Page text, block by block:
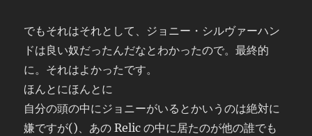
でもそれはそれとして、ジョニー・シルヴァーハン
ドは良い奴だったんだなとわかったので。最終的
に。それはよかったです。
ほんとにほんとに
自分の頭の中にジョニーがいるとかいうのは絶対に
嫌ですが()、あの Relic の中に居たのが他の誰でも